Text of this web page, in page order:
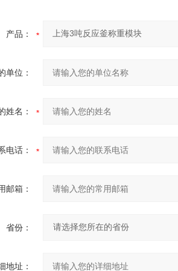
产品：
单位：
姓名：
电话：
邮箱：
省份：
地址：